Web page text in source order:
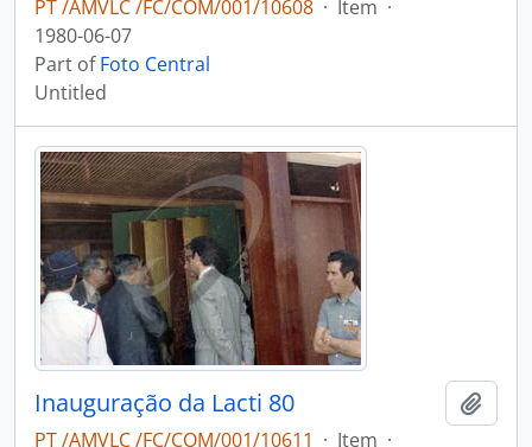
PT /AMVLC /FC/COM/001/10608 · Item ·
1980-06-07
Part ofFoto Central
Untitled
Inauguração da Lacti 80
PT /AMVLC /FC/COM/001/10611 · Item ·